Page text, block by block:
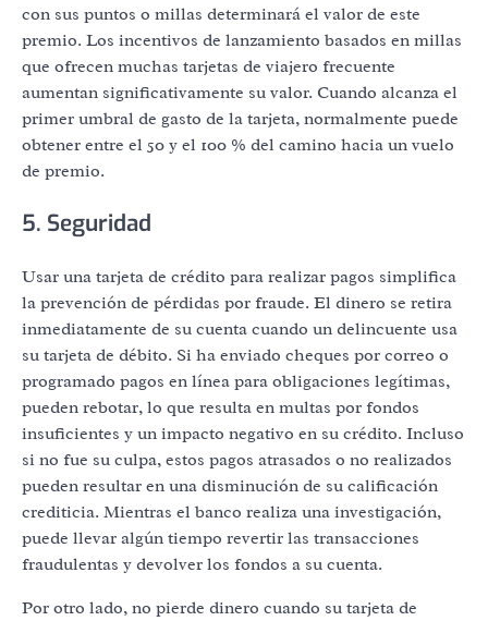
con sus puntos o millas determinará el valor de este
premio. Los incentivos de lanzamiento basados ​​en millas
que ofrecen muchas tarjetas de viajero frecuente
aumentan significativamente su valor. Cuando alcanza el
primer umbral de gasto de la tarjeta, normalmente puede
obtener entre el 50 y el 100 % del camino hacia un vuelo
de premio.
5. Seguridad
Usar una tarjeta de crédito para realizar pagos simplifica
la prevención de pérdidas por fraude. El dinero se retira
inmediatamente de su cuenta cuando un delincuente usa
su tarjeta de débito. Si ha enviado cheques por correo o
programado pagos en línea para obligaciones legítimas,
pueden rebotar, lo que resulta en multas por fondos
insuficientes y un impacto negativo en su crédito. Incluso
si no fue su culpa, estos pagos atrasados ​​o no realizados
pueden resultar en una disminución de su calificación
crediticia. Mientras el banco realiza una investigación,
puede llevar algún tiempo revertir las transacciones
fraudulentas y devolver los fondos a su cuenta.
Por otro lado, no pierde dinero cuando su tarjeta de